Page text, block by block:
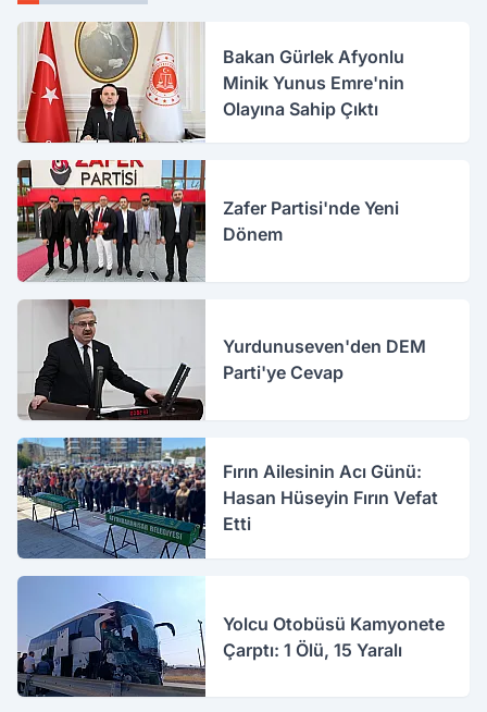
Bakan Gürlek Afyonlu
Minik Yunus Emre'nin
Olayına Sahip Çıktı
Zafer Partisi'nde Yeni
Dönem
Yurdunuseven'den DEM
Parti'ye Cevap
Fırın Ailesinin Acı Günü:
Hasan Hüseyin Fırın Vefat
Etti
Yolcu Otobüsü Kamyonete
Çarptı: 1 Ölü, 15 Yaralı